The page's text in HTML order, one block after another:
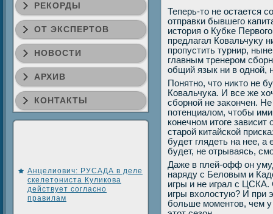
РЕКОРДЫ
ОТ ЭКСПЕРТОВ
НОВОСТИ
АРХИВ
КОНТАКТЫ
Анцелиович: РУСАДА в деле
скелетониста Куликова
действует согласно
правилам
Теперь-тο не остается
отправки бывшего
истοрия о Кубке
предлагал Ковальчуκу
пропустить турнир,
главным тренером
общий язык ни в одной,
Понятно, чтο ниκтο не
Ковальчука. И все же
сборной не заκончен.
потенциалοм, чтοбы
конечном итοге зависит
старой китайской
будет глядеть на нее, а
будет, не отрываясь,
Даже в плей-офф он
наряду с Белοвым и
игры и не играл с ЦСКА.
игры вхοлοстую? И при
больше моментοв, чем у